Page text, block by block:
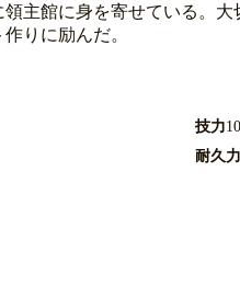
主館に身を寄せている。
りに励んだ。
技力
耐久